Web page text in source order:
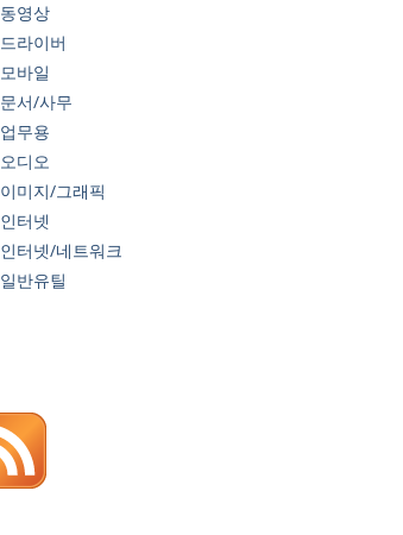
동영상
드라이버
모바일
문서/사무
업무용
오디오
이미지/그래픽
인터넷
인터넷/네트워크
일반유틸